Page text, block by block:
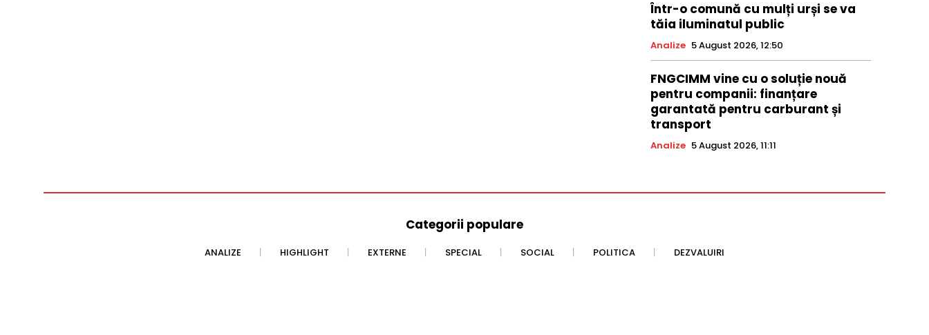
Într-o comună cu mulți urși se va
tăia iluminatul public
Analize 5 August 2026, 12:50
FNGCIMM vine cu o soluție nouă
pentru companii: finanțare
garantată pentru carburant și
transport
Analize 5 August 2026, 11:11
Categorii populare
ANALIZE HIGHLIGHT EXTERNE SPECIAL SOCIAL POLITICA DEZVALUIRI